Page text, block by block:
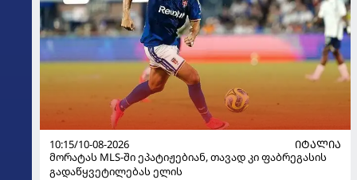
10:15/10-08-2026
ᲘᲢᲐᲚᲘᲐ
მორატას MLS-ში ეპატიჟებიან, თავად კი ფაბრეგასის
გადაწყვეტილებას ელის